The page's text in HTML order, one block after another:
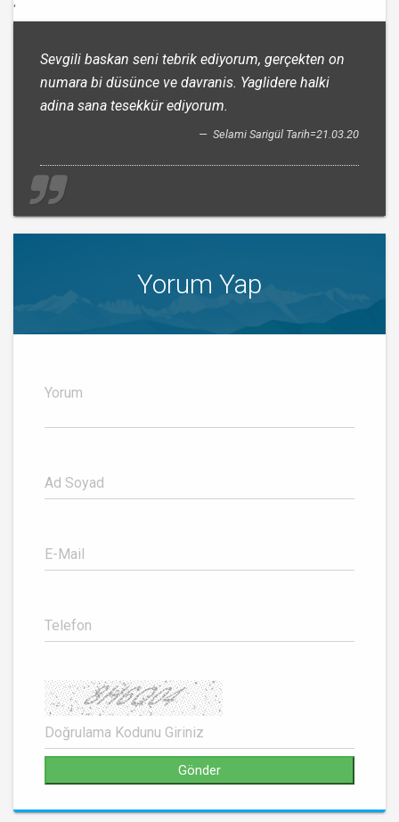
'
Sevgili baskan seni tebrik ediyorum, gerçekten on
numara bi düsünce ve davranis. Yaglidere halki
adina sana tesekkür ediyorum.
Selami Sarigül Tarih=21.03.20
Yorum Yap